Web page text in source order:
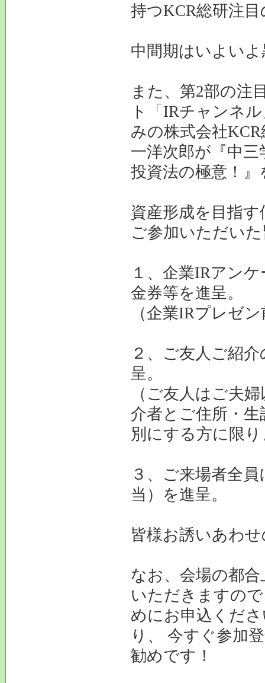
持つKCR総研注
中間期はいよい
また、第2部の注
ト「IRチャンネ
みの株式会社
一洋次郎が『中三
投資法の極意！
資産形成を目指
ご参加いただい
１、企業IRアン
金券等を進呈。
（企業IRプレゼ
２、ご友人ご紹
呈。
（ご友人はご夫
介者とご住所・生
別にする方に限
３、ご来場者全
当）を進呈。
皆様お誘いあわ
なお、会場の都
いただきますの
めにお申込くだ
り、 今すぐ参加
勧めです！